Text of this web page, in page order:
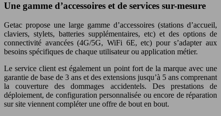
Une gamme d’accessoires et de services sur-mesure
Getac propose une large gamme d’accessoires (stations d’accueil,
claviers, stylets, batteries supplémentaires, etc) et des options de
connectivité avancées (4G/5G, WiFi 6E, etc) pour s’adapter aux
besoins spécifiques de chaque utilisateur ou application métier.
Le service client est également un point fort de la marque avec une
garantie de base de 3 ans et des extensions jusqu’à 5 ans comprenant
la couverture des dommages accidentels. Des prestations de
déploiement, de configuration personnalisée ou encore de réparation
sur site viennent compléter une offre de bout en bout.